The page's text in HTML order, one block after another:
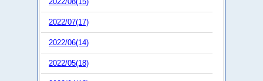
2022/07(17)
2022/06(14)
2022/05(18)